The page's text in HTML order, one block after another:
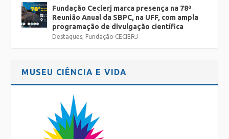
Fundação Cecierj marca presença na 78ª
Reunião Anual da SBPC, na UFF, com ampla
programação de divulgação científica
Destaques, Fundação CECIERJ
MUSEU CIÊNCIA E VIDA